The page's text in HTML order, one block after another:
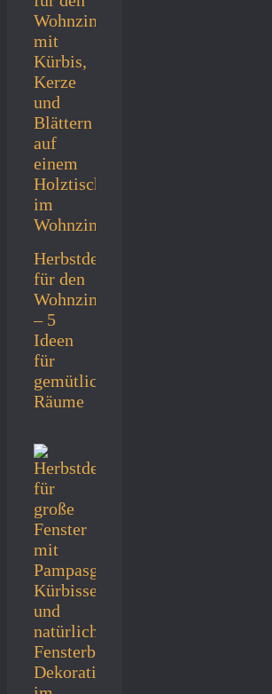
Herbstdeko
für den
Wohnzimmertisch
– 5
Ideen
für
gemütliche
Räume